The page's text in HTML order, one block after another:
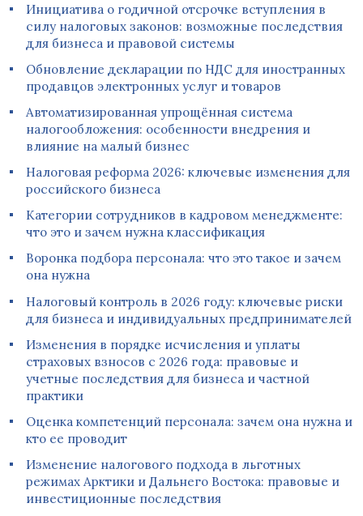
Инициатива о годичной отсрочке вступления в
силу налоговых законов: возможные последствия
для бизнеса и правовой системы
Обновление декларации по НДС для иностранных
продавцов электронных услуг и товаров
Автоматизированная упрощённая система
налогообложения: особенности внедрения и
влияние на малый бизнес
Налоговая реформа 2026: ключевые изменения для
российского бизнеса
Категории сотрудников в кадровом менеджменте:
что это и зачем нужна классификация
Воронка подбора персонала: что это такое и зачем
она нужна
Налоговый контроль в 2026 году: ключевые риски
для бизнеса и индивидуальных предпринимателей
Изменения в порядке исчисления и уплаты
страховых взносов с 2026 года: правовые и
учетные последствия для бизнеса и частной
практики
Оценка компетенций персонала: зачем она нужна и
кто ее проводит
Изменение налогового подхода в льготных
режимах Арктики и Дальнего Востока: правовые и
инвестиционные последствия